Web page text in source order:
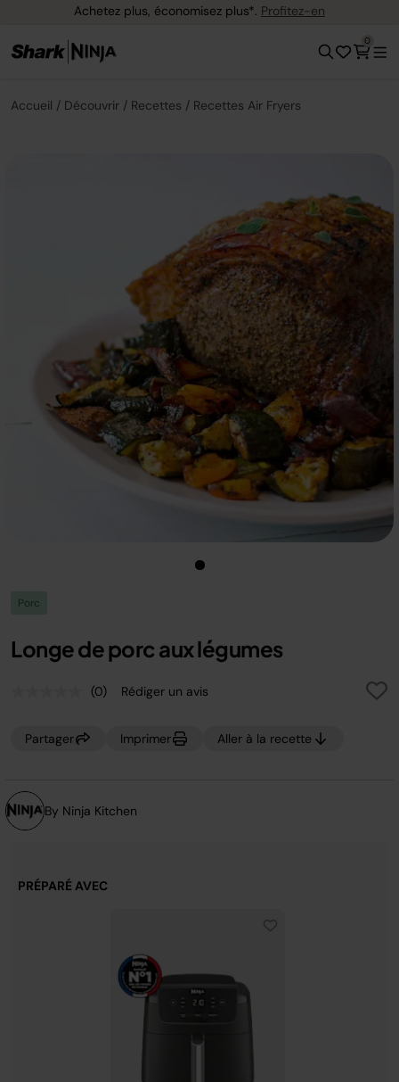
Achetez plus, économisez plus*. Profitez-en
0
Accueil Découvrir Recettes Recettes Air Fryers
Porc
Longe de porc aux légumes
Aucune
notation.
page.
(0) Rédiger un avis
Partager Imprimer Aller à la recette
By Ninja Kitchen
PRÉPARÉ AVEC